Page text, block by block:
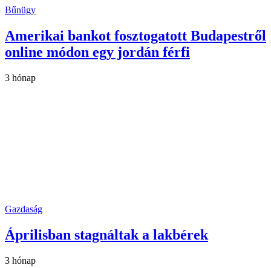
Bűnügy
Amerikai bankot fosztogatott Budapestről
online módon egy jordán férfi
3 hónap
Gazdaság
Áprilisban stagnáltak a lakbérek
3 hónap